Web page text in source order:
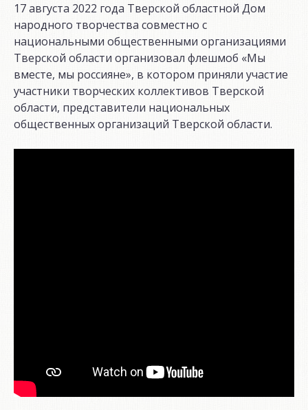
17 августа 2022 года Тверской областной Дом
народного творчества совместно с
национальными общественными организациями
Тверской области организовал флешмоб «Мы
вместе, мы россияне», в котором приняли участие
участники творческих коллективов Тверской
области, представители национальных
общественных организаций Тверской области.